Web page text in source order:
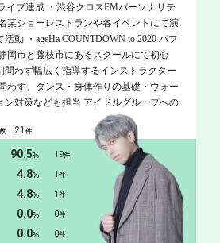
イブ達成 ・渋谷クロスFMパーソナリテ
某ショーレストランや各イベントにて演
動 ・ageHa COUNTDOWN to 2020 パフ
岡市と藤枝市にあるスクールにて初心
問わず幅広く指導するインストラクター
わず、ダンス・身体作りの基礎・ウォー
ン対策なども担当 アイドルグループへの
21件
90.5% 19件
4.8% 1件
4.8% 1件
0.0% 0件
0.0% 0件